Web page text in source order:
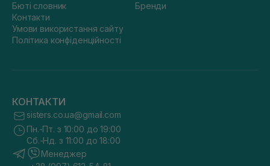
Бюті словник
Контакти
Умови використання сайту
Політика конфіденційності
Бренди
КОНТАКТИ
sisters.co.ua@gmail.com
Пн.-Пт. з 10:00 до 19:00
Сб.-Нд. з 11:00 до 18:00
Менеджер